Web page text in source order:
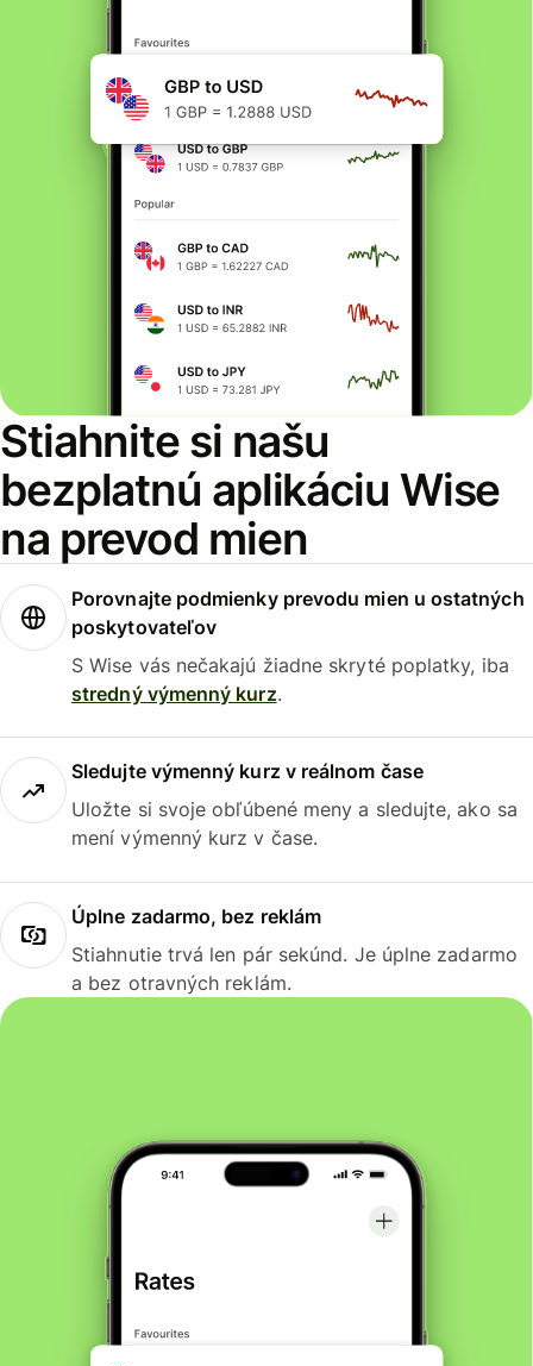
Stiahnite si našu
bezplatnú aplikáciu Wise
na prevod mien
Porovnajte podmienky prevodu mien u ostatných
poskytovateľov
S Wise vás nečakajú žiadne skryté poplatky, iba
stredný výmenný kurz.
Sledujte výmenný kurz v reálnom čase
Uložte si svoje obľúbené meny a sledujte, ako sa
mení výmenný kurz v čase.
Úplne zadarmo, bez reklám
Stiahnutie trvá len pár sekúnd. Je úplne zadarmo
a bez otravných reklám.